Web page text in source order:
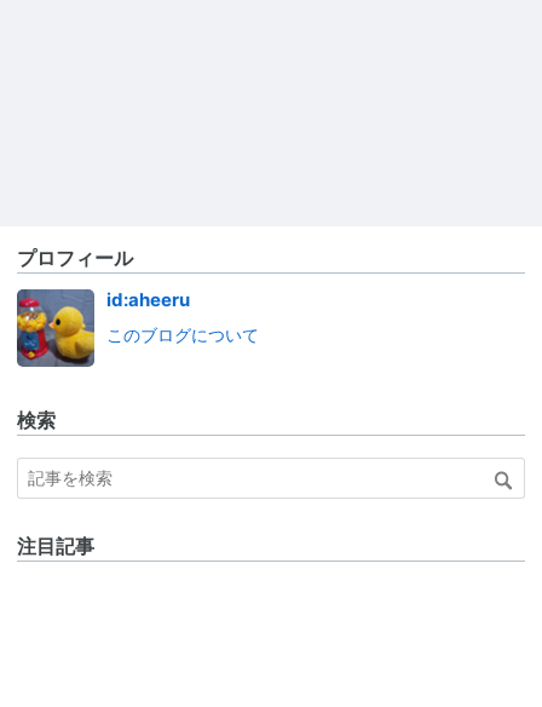
プロフィール
id:aheeru
このブログについて
検索
注目記事